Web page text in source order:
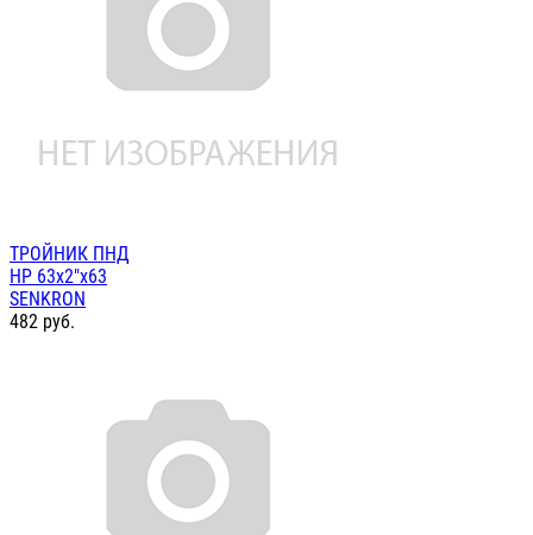
ТРОЙНИК ПНД
НР 63х2"х63
SENKRON
482 руб.